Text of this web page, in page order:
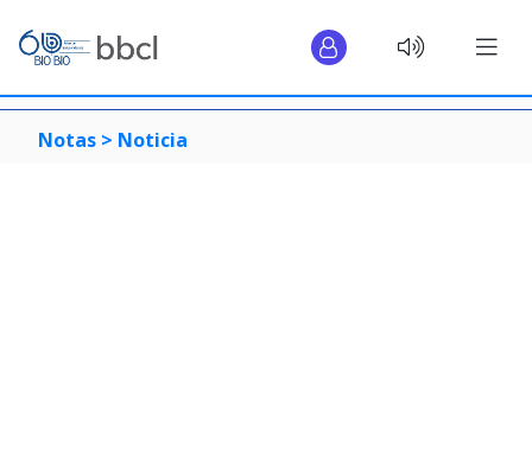
Notas > Noticia